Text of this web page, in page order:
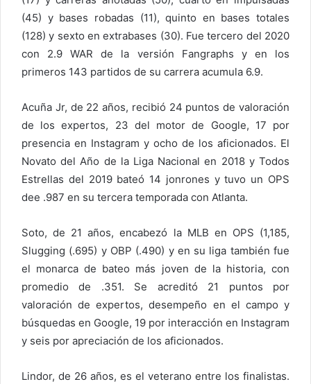
(45) y bases robadas (11), quinto en bases totales
(128) y sexto en extrabases (30). Fue tercero del 2020
con 2.9 WAR de la versión Fangraphs y en los
primeros 143 partidos de su carrera acumula 6.9.
Acuña Jr, de 22 años, recibió 24 puntos de valoración
de los expertos, 23 del motor de Google, 17 por
presencia en Instagram y ocho de los aficionados. El
Novato del Año de la Liga Nacional en 2018 y Todos
Estrellas del 2019 bateó 14 jonrones y tuvo un OPS
dee .987 en su tercera temporada con Atlanta.
Soto, de 21 años, encabezó la MLB en OPS (1,185,
Slugging (.695) y OBP (.490) y en su liga también fue
el monarca de bateo más joven de la historia, con
promedio de .351. Se acreditó 21 puntos por
valoración de expertos, desempeño en el campo y
búsquedas en Google, 19 por interacción en Instagram
y seis por apreciación de los aficionados.
Lindor, de 26 años, es el veterano entre los finalistas.